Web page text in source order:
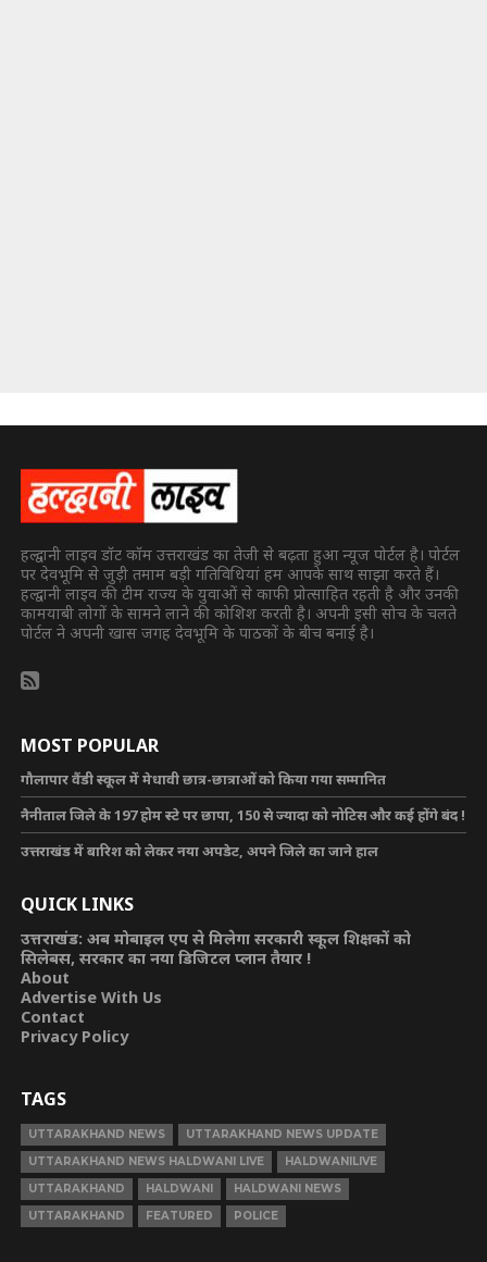
हल्द्वानी लाइव डॉट कॉम उत्तराखंड का तेजी से बढ़ता हुआ न्यूज पोर्टल है। पोर्टल
पर देवभूमि से जुड़ी तमाम बड़ी गतिविधियां हम आपके साथ साझा करते हैं।
हल्द्वानी लाइव की टीम राज्य के युवाओं से काफी प्रोत्साहित रहती है और उनकी
कामयाबी लोगों के सामने लाने की कोशिश करती है। अपनी इसी सोच के चलते
पोर्टल ने अपनी खास जगह देवभूमि के पाठकों के बीच बनाई है।
MOST POPULAR
गौलापार वैंडी स्कूल में मेधावी छात्र-छात्राओं को किया गया सम्मानित
नैनीताल जिले के 197 होम स्टे पर छापा, 150 से ज्यादा को नोटिस और कई होंगे बंद !
उत्तराखंड में बारिश को लेकर नया अपडेट, अपने जिले का जाने हाल
QUICK LINKS
उत्तराखंड: अब मोबाइल एप से मिलेगा सरकारी स्कूल शिक्षकों को
सिलेबस, सरकार का नया डिजिटल प्लान तैयार !
About
Advertise With Us
Contact
Privacy Policy
TAGS
UTTARAKHAND NEWS
UTTARAKHAND NEWS UPDATE
UTTARAKHAND NEWS HALDWANI LIVE
HALDWANILIVE
UTTARAKHAND
HALDWANI
HALDWANI NEWS
UTTARAKHAND
FEATURED POLICE